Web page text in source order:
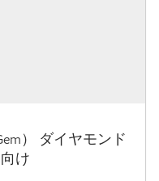
） ダイヤモンド
け